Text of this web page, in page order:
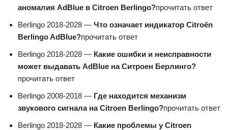
аномалия AdBlue в Citroen Berlingo?прочитать ответ
Berlingo 2018-2028 — Что означает индикатор Citroën
Berlingo AdBlue?прочитать ответ
Berlingo 2018-2028 — Какие ошибки и неисправности
может выдавать AdBlue на Ситроен Берлинго?
прочитать ответ
Berlingo 2008-2018 — Где находится механизм
звукового сигнала на Citroen Berlingo?прочитать ответ
Berlingo 2018-2028 — Какие проблемы у Citroen